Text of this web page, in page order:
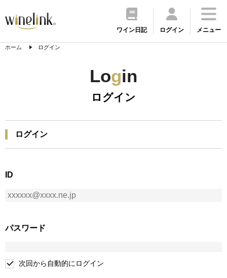
ワイン日記 ログイン メニュー
ホーム ログイン
Login
ログイン
ログイン
ID
パスワード
次回から自動的にログイン